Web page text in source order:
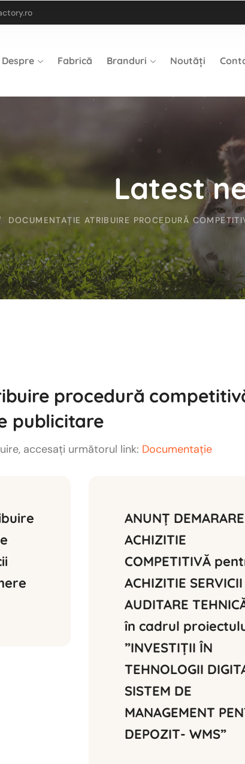
Despre Fabrică Branduri Noutăți
DOCUMENTAȚIE ATRIBUIRE PROCEDURĂ
Latest
procedură
publicitare
accesați următorul link: Documentație
ANUNȚ DEMARARE
ACHIZITIE
COMPETITIVĂ
ACHIZITIE
AUDITARE
în cadrul
”INVESTIȚII ÎN
TEHNOLOGII
SISTEM DE
MANAGEMENT
DEPOZIT- WMS”